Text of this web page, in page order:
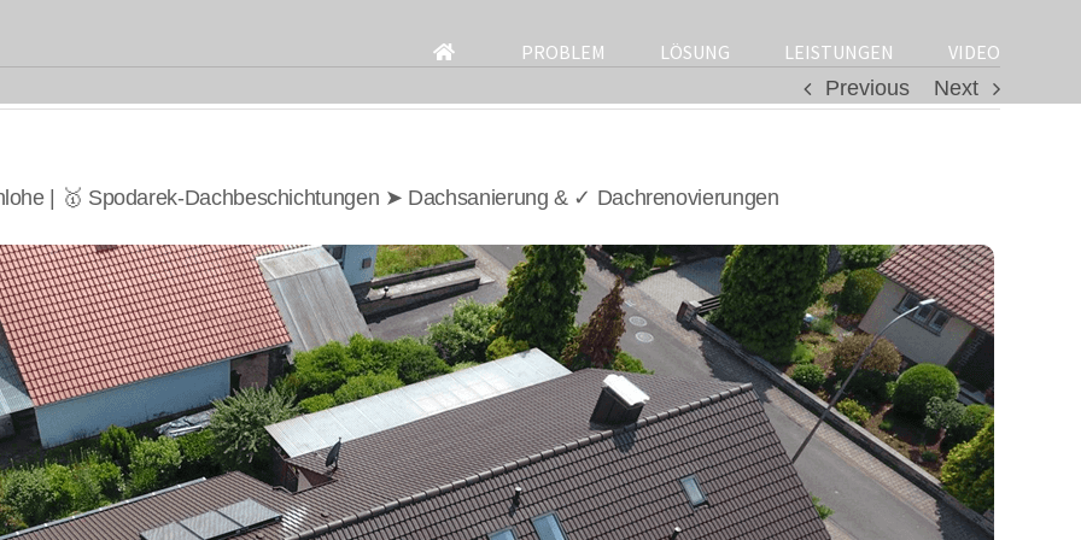
for:
PROBLEM LÖSUNG LEISTUNGEN
VIDEO
Previous
Next
| 🥇 Spodarek-Dachbeschichtungen ➤ Dachsanierung & ✓ Dachrenovierungen